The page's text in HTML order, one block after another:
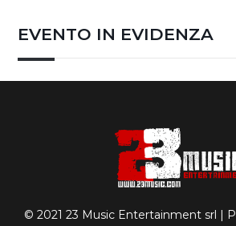
EVENTO IN EVIDENZA
© 2021 23 Music Entertainment srl |